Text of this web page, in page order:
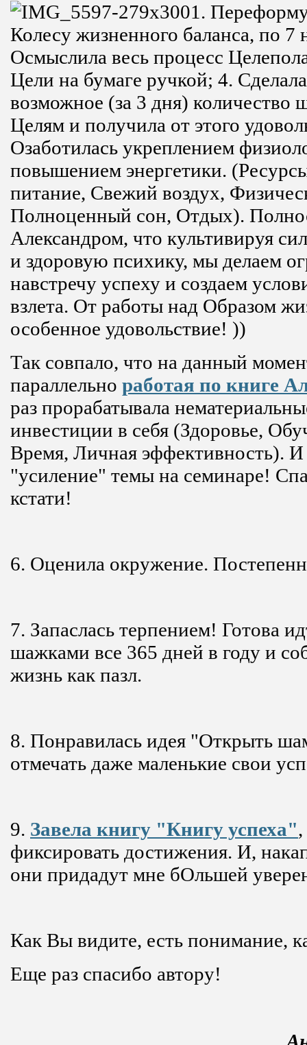
1.
Колесу жизненного баланса, по 7
Осмыслила весь процесс
Цели на бумаге ручкой; 4.
возможное (за 3 дня) количество
Целям и получила от этого
Озаботилась укреплением
повышением энергетики.
питание, Свежий воздух,
Полноценный сон, Отдых).
Александром, что культивируя
и здоровую психику, мы делаем
навстречу успеху и создаем
взлета. От работы над Образом
особенное удовольствие! ))
Так совпало, что на данный
параллельно работая по книге
раз прорабатывала
инвестиции в себя (Здоровье,
Время, Личная эффективность). И
"усиление" темы на семинаре!
кстати!
6. Оценила окружение.
7. Запаслась терпением! Готова
шажками все 365 дней в году и
жизнь как пазл.
8. Понравилась идея "Открыть
отмечать даже маленькие свои
9. Завела книгу "Книгу успеха"
фиксировать достижения. И,
они придадут мне бОльшей
Как Вы видите, есть понимание,
Еще раз спасибо автору!